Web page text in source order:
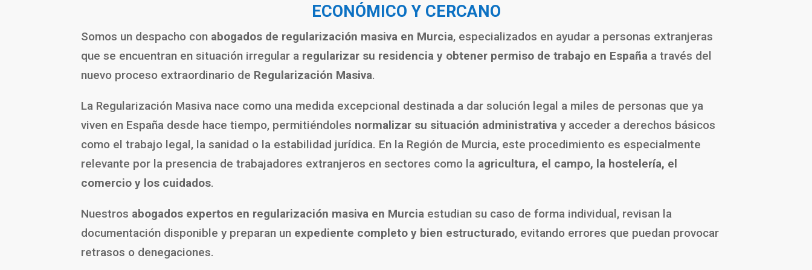
ECONÓMICO Y CERCANO
Somos un despacho con abogados de regularización masiva en Murcia, especializados en ayudar a personas extranjeras
que se encuentran en situación irregular a regularizar su residencia y obtener permiso de trabajo en España a través del
nuevo proceso extraordinario de Regularización Masiva.
La Regularización Masiva nace como una medida excepcional destinada a dar solución legal a miles de personas que ya
viven en España desde hace tiempo, permitiéndoles normalizar su situación administrativa y acceder a derechos básicos
como el trabajo legal, la sanidad o la estabilidad jurídica. En la Región de Murcia, este procedimiento es especialmente
relevante por la presencia de trabajadores extranjeros en sectores como la agricultura, el campo, la hostelería, el
comercio y los cuidados.
Nuestros abogados expertos en regularización masiva en Murcia estudian su caso de forma individual, revisan la
documentación disponible y preparan un expediente completo y bien estructurado, evitando errores que puedan provocar
retrasos o denegaciones.